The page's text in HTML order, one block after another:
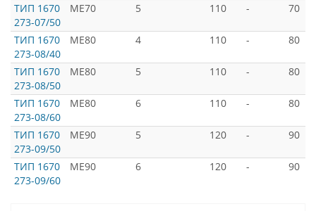
ТИП 1670
273-07/50
ME70 5 110 - 70
ТИП 1670
273-08/40
ME80 4 110 - 80
ТИП 1670
273-08/50
ME80 5 110 - 80
ТИП 1670
273-08/60
ME80 6 110 - 80
ТИП 1670
273-09/50
ME90 5 120 - 90
ТИП 1670
273-09/60
ME90 6 120 - 90